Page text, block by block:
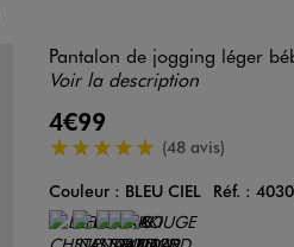
Pantalon de jogging léger
Voir la description
4€99
5/5 de moyenne(48 avis)
Couleur
Couleur : BLEU CIEL Réf. :
Choisissez votre Couleur